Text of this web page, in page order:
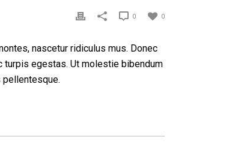
0
0
nascetur ridiculus mus. Donec
turpis egestas. Ut molestie bibendum
pellentesque.